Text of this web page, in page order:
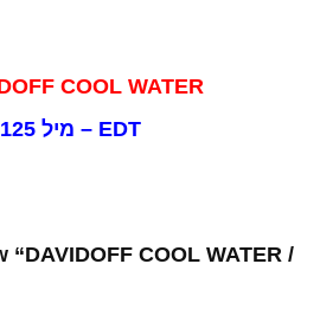
WATER
125 מיל – EDT
COOL WATER /